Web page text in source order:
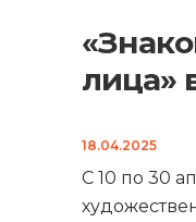
лица»
18.04.2025
С 10 по 30